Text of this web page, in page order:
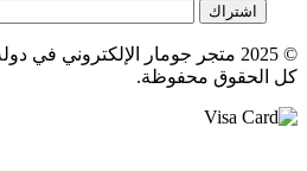
اشتراك
© 2025 متجر جومار الإلكتروني في
كل الحقوق محفوظة.